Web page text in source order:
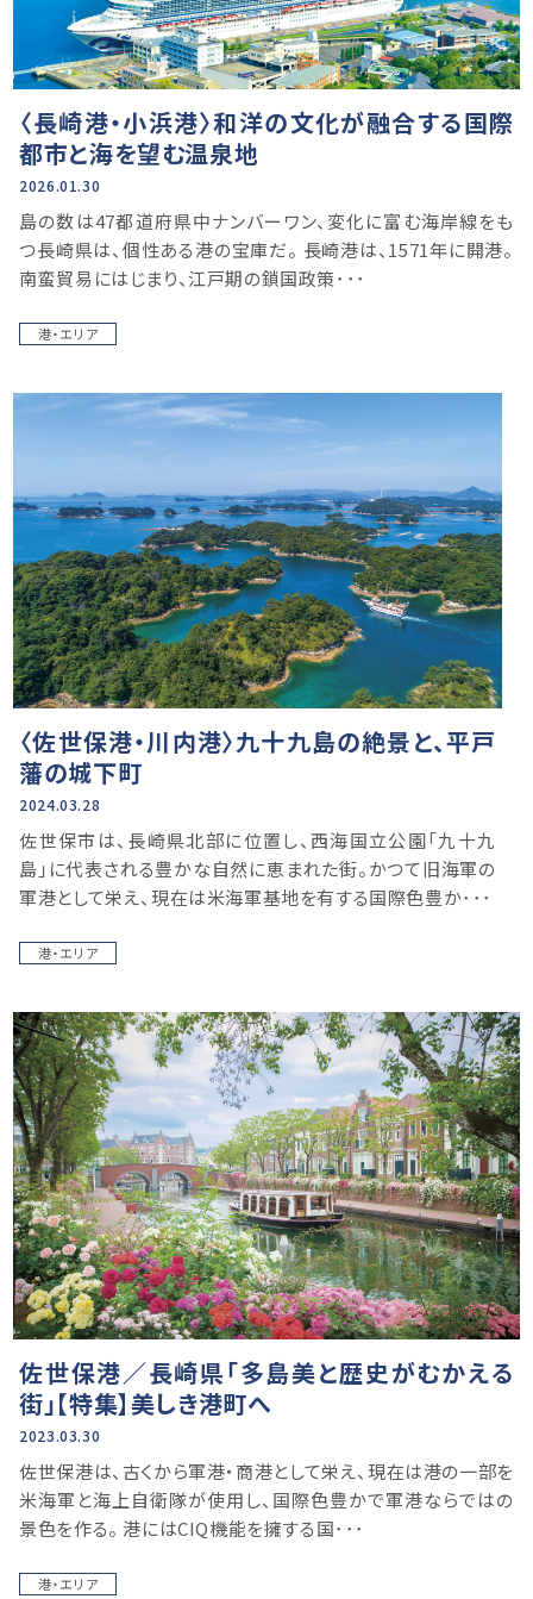
〈長崎港・小浜港〉和洋の文化が融合する国際
都市と海を望む温泉地
2026.01.30
島の数は47都道府県中ナンバーワン、変化に富む海岸線をも
つ長崎県は、個性ある港の宝庫だ。 長崎港は、1571年に開港。
南蛮貿易にはじまり、江戸期の鎖国政策･･･
港・エリア
〈佐世保港・川内港〉九十九島の絶景と、平戸
藩の城下町
2024.03.28
佐世保市は、長崎県北部に位置し、西海国立公園「九十九
島」に代表される豊かな自然に恵まれた街。かつて旧海軍の
軍港として栄え、現在は米海軍基地を有する国際色豊か･･･
港・エリア
佐世保港／長崎県「多島美と歴史がむかえる
街」【特集】美しき港町へ
2023.03.30
佐世保港は、古くから軍港・商港として栄え、現在は港の一部を
米海軍と海上自衛隊が使用し、国際色豊かで軍港ならではの
景色を作る。 港にはCIQ機能を擁する国･･･
港・エリア